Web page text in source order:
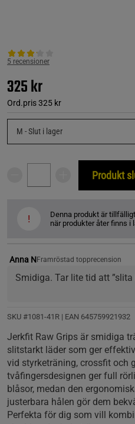
5 recensioner
325 kr
Ord.pris325 kr
M - Slut i lager
Produkt
!
Denna produkt är
när produkter åter finns i
Anna NFramröstad topprecension
Smidiga. Tar lite tid att
SKU #1081-41R | EAN 645759921932
Jerkfit Raw Grips är smidiga
slitstarkt läder som ger
vid styrketräning, crossfit och
tvåfingersdesignen ger full
blåsor, medan den
justerbara hålen gör dem
Perfekta för dig som vill